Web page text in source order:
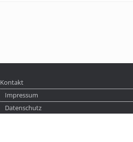
Kontakt
Impressum
Datenschutz